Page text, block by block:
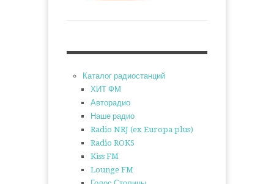
Каталог радиостанций
ХИТ ФМ
Авторадио
Наше радио
Radio NRJ (ex Europa plus)
Radio ROKS
Kiss FM
Lounge FM